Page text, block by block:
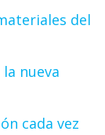
del
nueva
cada vez